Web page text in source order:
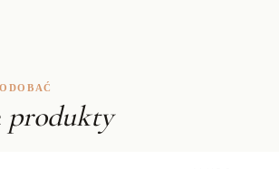
produkty